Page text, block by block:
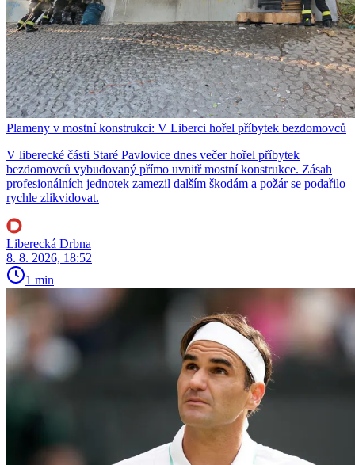
Plameny v mostní konstrukci: V Liberci hořel příbytek bezdomovců
V liberecké části Staré Pavlovice dnes večer hořel příbytek
bezdomovců vybudovaný přímo uvnitř mostní konstrukce. Zásah
profesionálních jednotek zamezil dalším škodám a požár se podařilo
rychle zlikvidovat.
Liberecká Drbna
8. 8. 2026, 18:52
1 min